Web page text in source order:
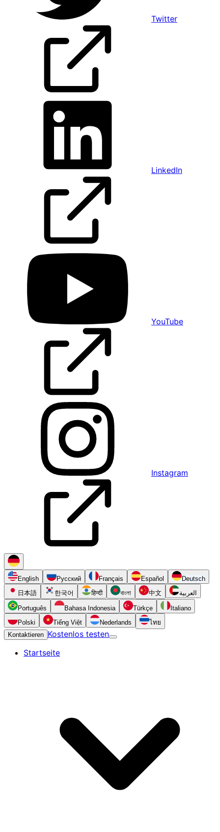
Twitter
LinkedIn
YouTube
Instagram
English Русский Français Español
Deutsch
日本語
한국어 हिन्दी বাংলা 中文 العربية
Português Bahasa Indonesia Türkçe
Italiano
Polski
Tiếng Việt Nederlands
ไทย
Kontaktieren Kostenlos testen
Startseite